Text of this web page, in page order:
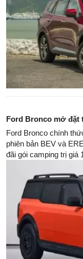
Ford Bronco mở đặt
Ford Bronco chính
phiên bản BEV và
đãi gói camping trị giá